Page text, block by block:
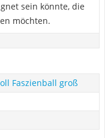
sein könnte, die
möchten.
Faszienball groß